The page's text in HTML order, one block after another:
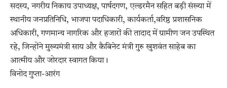
सदस्य, नगरीय निकाय उपाध्यक्ष, पार्षदगण, एल्डरमैन सहित बड़ी संख्या में
स्थानीय जनप्रतिनिधि, भाजपा पदाधिकारी, कार्यकर्ता,वरिष्ठ प्रशासनिक
अधिकारी, गणमान्य नागरिक और हजारों की तादाद में ग्रामीण जन उपस्थित
रहे, जिन्होंने मुख्यमंत्री साय और कैबिनेट मंत्री गुरु खुशवंत साहेब का
आत्मीय और जोरदार स्वागत किया।
विनोद गुप्ता-आरंग